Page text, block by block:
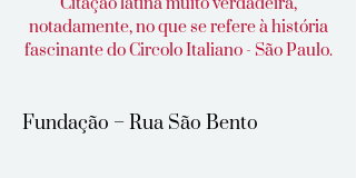
notadamente, no que se refere à história
fascinante do Circolo Italiano - São Paulo.
Fundação – Rua São Bento